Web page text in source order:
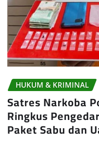
HUKUM & KRIMINAL
Satres Narkoba
Ringkus
Paket Sabu dan